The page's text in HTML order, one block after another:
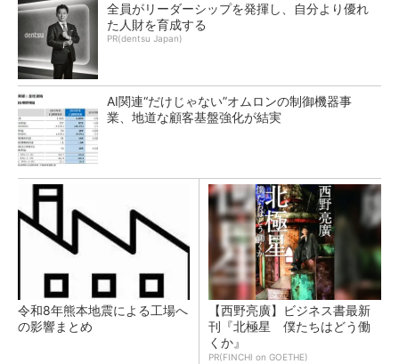
全員がリーダーシップを発揮し、自分より優れ
た人財を育成する
PR(dentsu Japan)
AI関連“だけじゃない”オムロンの制御機器事
業、地道な顧客基盤強化が結実
令和8年熊本地震による工場へ
の影響まとめ
【西野亮廣】ビジネス書最新
刊『北極星 僕たちはどう働
くか』
PR(FINCHI on GOETHE)